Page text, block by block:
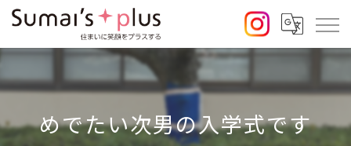
めでたい次男の入学式です